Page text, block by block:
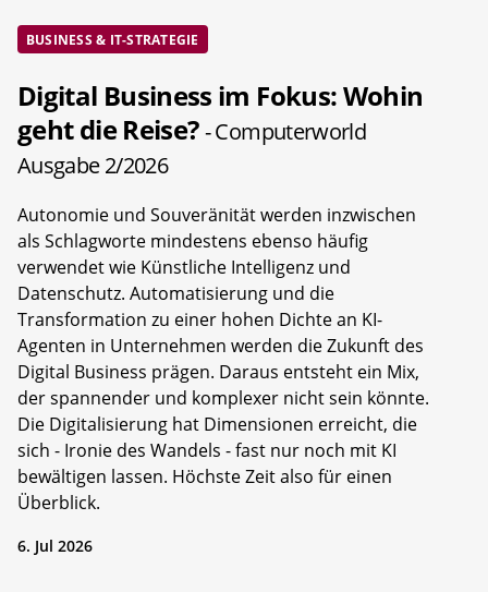
BUSINESS & IT-STRATEGIE
Digital Business im Fokus: Wohin
geht die Reise?- Computerworld
Ausgabe 2/2026
Autonomie und Souveränität werden inzwischen
als Schlagworte mindestens ebenso häufig
verwendet wie Künstliche Intelligenz und
Datenschutz. Automatisierung und die
Transformation zu einer hohen Dichte an KI-
Agenten in Unternehmen werden die Zukunft des
Digital Business prägen. Daraus entsteht ein Mix,
der spannender und komplexer nicht sein könnte.
Die Digitalisierung hat Dimensionen erreicht, die
sich - Ironie des Wandels - fast nur noch mit KI
bewältigen lassen. Höchste Zeit also für einen
Überblick.
6. Jul 2026